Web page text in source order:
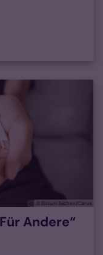
© Bistum Aachen/Canva
Andere“